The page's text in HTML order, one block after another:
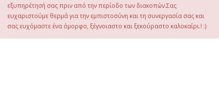
εξυπηρέτησή σας πριν από την περίοδο των διακοπών.Σας
ευχαριστούμε θερμά για την εμπιστοσύνη και τη συνεργασία σας και
σας ευχόμαστε ένα όμορφο, ξέγνοιαστο και ξεκούραστο καλοκαίρι.! :)